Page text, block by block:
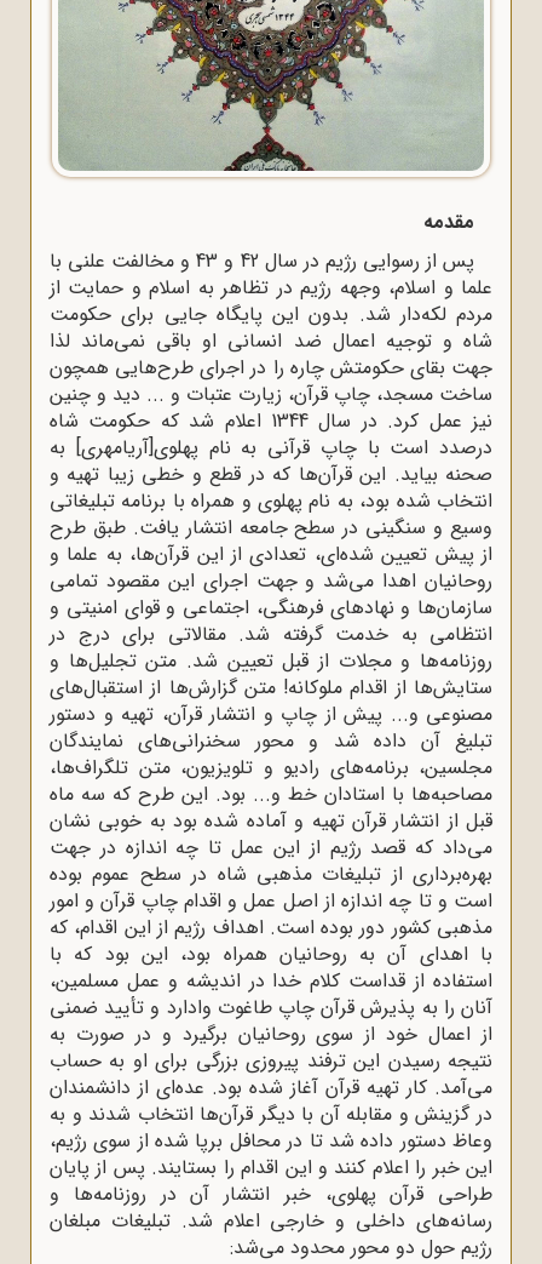
مقدمه
پس از رسوایی رژیم در سال 42 و 43 و مخالفت علنی با
علما و اسلام، وجهه رژیم در تظاهر به اسلام و حمایت از
مردم لکه‌دار شد. بدون این پایگاه جایی برای حکومت
شاه و توجیه اعمال ضد انسانی او باقی نمی‌ماند لذا
جهت بقای حکومتش چاره را در اجرای طرح‌هایی همچون
ساخت مسجد، چاپ قرآن، زیارت عتبات و ... دید و چنین
نیز عمل کرد. در سال 1344 اعلام شد که حکومت شاه
درصدد است با چاپ قرآنی به نام پهلوی[آریامهری] به
صحنه بیاید. این قرآن‌ها که در قطع و خطی زیبا تهیه و
انتخاب شده بود، به نام پهلوی و همراه با برنامه تبلیغاتی
وسیع و سنگینی در سطح جامعه انتشار یافت. طبق طرح
از پیش تعیین شده‌ای، تعدادی از این قرآن‌ها، به علما و
روحانیان اهدا می‌شد و جهت اجرای این مقصود تمامی
سازمان‌ها و نهادهای فرهنگی، اجتماعی و قوای امنیتی و
انتظامی به خدمت گرفته شد. مقالاتی برای درج در
روزنامه‌ها و مجلات از قبل تعیین شد. متن تجلیل‌ها و
ستایش‌ها از اقدام ملوکانه! متن گزارش‌ها از استقبال‌های
مصنوعی و... پیش از چاپ و انتشار قرآن، تهیه و دستور
تبلیغ آن داده شد و محور سخنرانی‌های نمایندگان
مجلسین، برنامه‌های رادیو و تلویزیون، متن تلگراف‌ها،
مصاحبه‌ها با استادان خط و... بود. این طرح که سه ماه
قبل از انتشار قرآن تهیه و آماده شده بود به خوبی نشان
می‌داد که قصد رژیم از این عمل تا چه اندازه در جهت
بهره‌برداری از تبلیغات مذهبی شاه در سطح عموم بوده
است و تا چه اندازه از اصل عمل و اقدام چاپ قرآن و امور
مذهبی کشور دور بوده است. اهداف رژیم از این اقدام، که
با اهدای آن به روحانیان همراه بود، این بود که با
استفاده از قداست کلام خدا در اندیشه و عمل مسلمین،
آنان را به پذیرش قرآن چاپ طاغوت وادارد و تأیید ضمنی
از اعمال خود از سوی روحانیان برگیرد و در صورت به
نتیجه رسیدن این ترفند پیروزی بزرگی برای او به حساب
می‌آمد. کار تهیه قرآن آغاز شده بود. عده‌ای از دانشمندان
در گزینش و مقابله آن با دیگر قرآن‌ها انتخاب شدند و به
وعاظ دستور داده شد تا در محافل برپا شده از سوی رژیم،
این خبر را اعلام کنند و این اقدام را بستایند. پس از پایان
طراحی قرآن پهلوی، خبر انتشار آن در روزنامه‌ها و
رسانه‌های داخلی و خارجی اعلام شد. تبلیغات مبلغان
رژیم حول دو محور محدود می‌شد: